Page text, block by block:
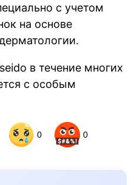
с учетом
на основе
в течение многих
с особым
0 0